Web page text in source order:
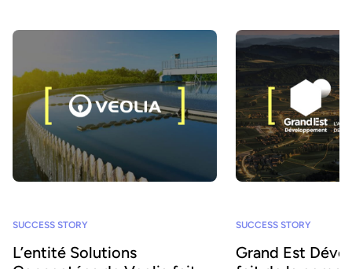
SUCCESS STORY
L’entité Solutions
SUCCESS STORY
Grand Est